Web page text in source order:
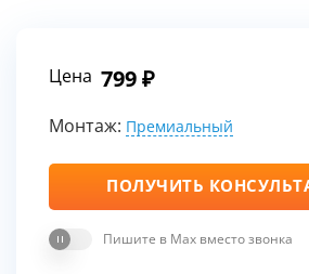
Цена 799
Монтаж: Премиальный
ПОЛУЧИТЬ
Пишите в Max вместо звонка